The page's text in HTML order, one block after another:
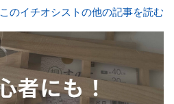
このイチオシストの他の記事を読む